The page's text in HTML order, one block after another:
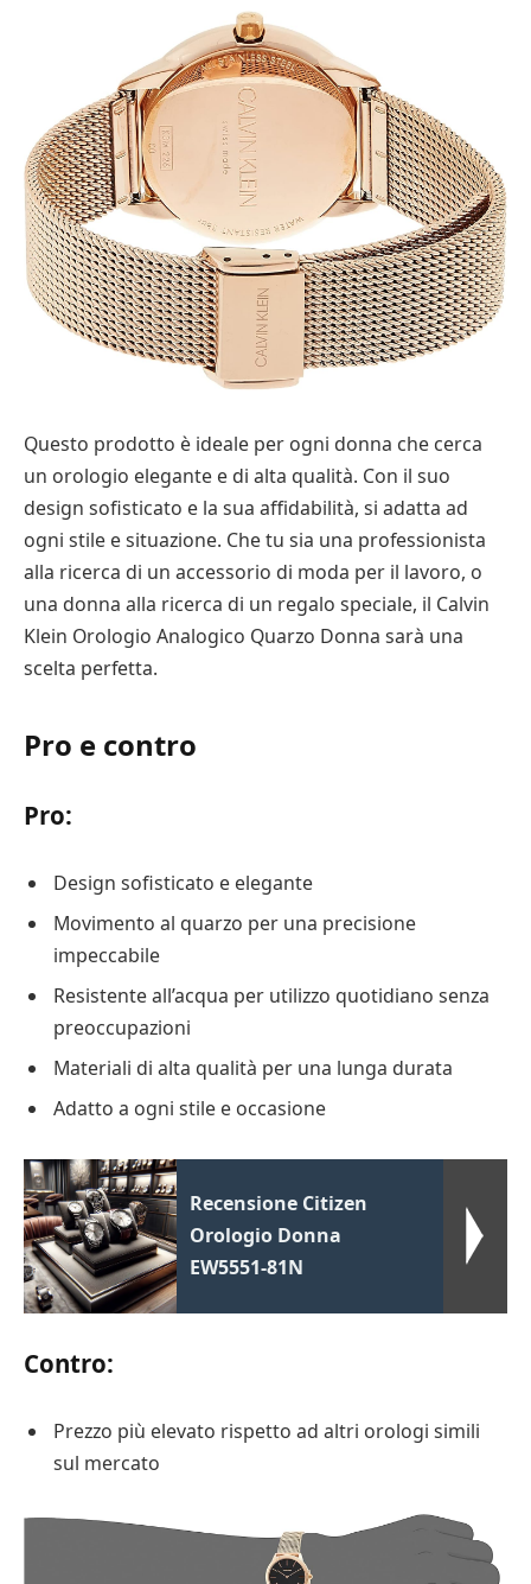
Questo prodotto è ideale per ogni donna che cerca
un orologio elegante e di alta qualità. Con il suo
design sofisticato e la sua affidabilità, si adatta ad
ogni stile e situazione. Che tu sia una professionista
alla ricerca di un accessorio di moda per il lavoro, o
una donna alla ricerca di un regalo speciale, il Calvin
Klein Orologio Analogico Quarzo Donna sarà una
scelta perfetta.
Pro e contro
Pro:
Design sofisticato e elegante
Movimento al quarzo per una precisione
impeccabile
Resistente all’acqua per utilizzo quotidiano senza
preoccupazioni
Materiali di alta qualità per una lunga durata
Adatto a ogni stile e occasione
Recensione Citizen
Orologio Donna
EW5551-81N
Contro:
Prezzo più elevato rispetto ad altri orologi simili
sul mercato